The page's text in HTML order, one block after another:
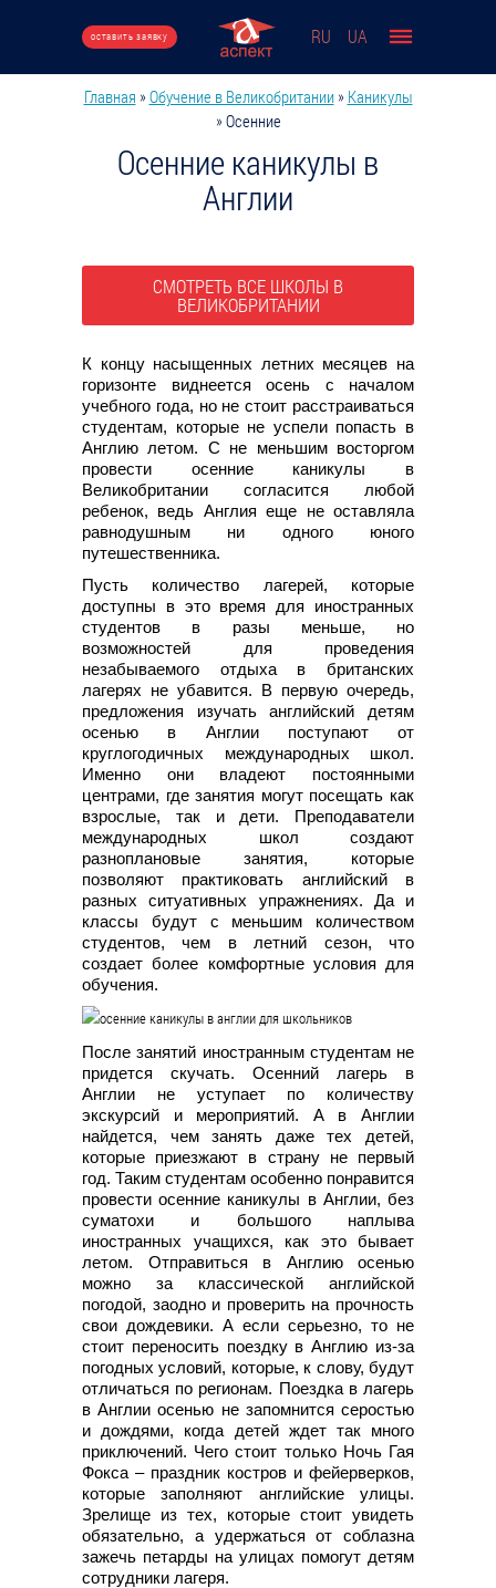
оставить заявку RU UA
Вы здесь
Главная »Обучение в Великобритании » Каникулы
»Осенние
Осенние каникулы в
Англии
СМОТРЕТЬ ВСЕ ШКОЛЫ В
ВЕЛИКОБРИТАНИИ
К концу насыщенных летних месяцев на
горизонте виднеется осень с началом
учебного года, но не стоит расстраиваться
студентам, которые не успели попасть в
Англию летом. С не меньшим восторгом
провести осенние каникулы в
Великобритании согласится любой
ребенок, ведь Англия еще не оставляла
равнодушным ни одного юного
путешественника.
Пусть количество лагерей, которые
доступны в это время для иностранных
студентов в разы меньше, но
возможностей для проведения
незабываемого отдыха в британских
лагерях не убавится. В первую очередь,
предложения изучать английский детям
осенью в Англии поступают от
круглогодичных международных школ.
Именно они владеют постоянными
центрами, где занятия могут посещать как
взрослые, так и дети. Преподаватели
международных школ создают
разноплановые занятия, которые
позволяют практиковать английский в
разных ситуативных упражнениях. Да и
классы будут с меньшим количеством
студентов, чем в летний сезон, что
создает более комфортные условия для
обучения.
После занятий иностранным студентам не
придется скучать. Осенний лагерь в
Англии не уступает по количеству
экскурсий и мероприятий. А в Англии
найдется, чем занять даже тех детей,
которые приезжают в страну не первый
год. Таким студентам особенно понравится
провести осенние каникулы в Англии, без
суматохи и большого наплыва
иностранных учащихся, как это бывает
летом. Отправиться в Англию осенью
можно за классической английской
погодой, заодно и проверить на прочность
свои дождевики. А если серьезно, то не
стоит переносить поездку в Англию из-за
погодных условий, которые, к слову, будут
отличаться по регионам. Поездка в лагерь
в Англии осенью не запомнится серостью
и дождями, когда детей ждет так много
приключений. Чего стоит только Ночь Гая
Фокса – праздник костров и фейерверков,
которые заполняют английские улицы.
Зрелище из тех, которые стоит увидеть
обязательно, а удержаться от соблазна
зажечь петарды на улицах помогут детям
сотрудники лагеря.